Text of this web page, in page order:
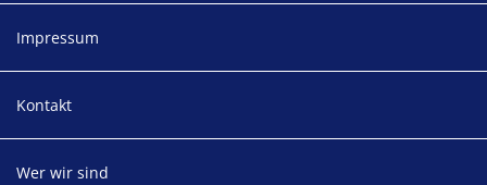
Impressum
Kontakt
Wer wir sind